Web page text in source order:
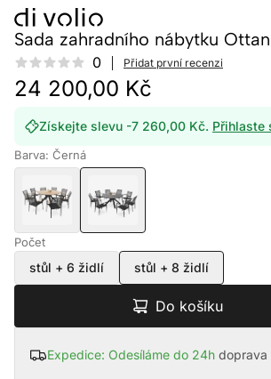
Sada zahradního nábytku
Reviews 0 Přidat první recenzi
24 200,00 Kč
Získejte slevu -7 260,00 Kč. Přihlaste
Barva: Černá
Počet
stůl + 6 židlí stůl + 8 židlí
Do košíku
Expedice: Odesíláme do 24h doprava